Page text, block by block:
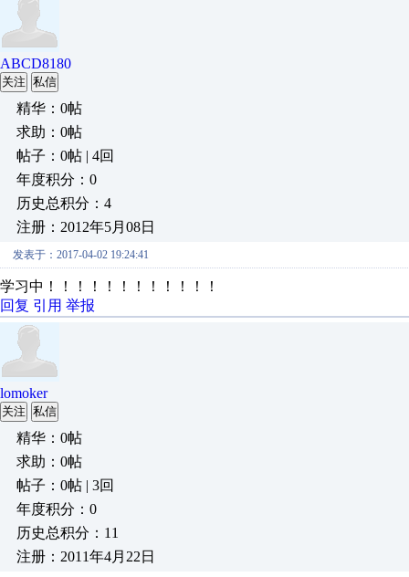
ABCD8180
关注 私信
精华：0帖
求助：0帖
帖子：0帖 | 4回
年度积分：0
历史总积分：4
注册：2012年5月08日
发表于：2017-04-02 19:24:41
学习中！！！！！！！！！！！！
回复 引用 举报
lomoker
关注 私信
精华：0帖
求助：0帖
帖子：0帖 | 3回
年度积分：0
历史总积分：11
注册：2011年4月22日